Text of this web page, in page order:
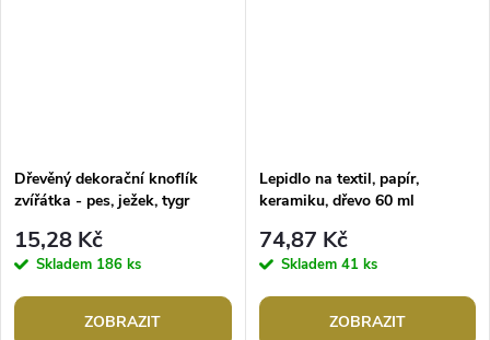
Dřevěný dekorační knoflík
zvířátka - pes, ježek, tygr
15,28 Kč
Skladem 186 ks
ZOBRAZIT
Lepidlo na textil, papír,
keramiku, dřevo 60 ml
74,87 Kč
Skladem 41 ks
ZOBRAZIT